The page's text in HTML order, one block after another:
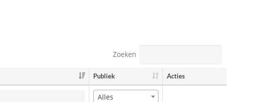
Zoeken
Publiek Acties
Alles